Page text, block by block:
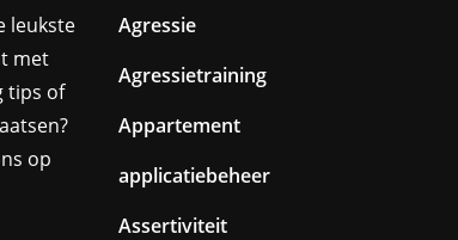
leukste
met
tips of
op
Agressie
Agressietraining
Appartement
applicatiebeheer
Assertiviteit